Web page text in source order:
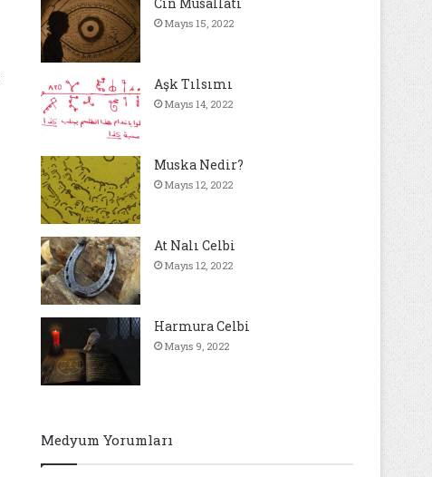
Mayıs 15, 2022
Aşk Tılsımı
Mayıs 14, 2022
Muska Nedir?
Mayıs 12, 2022
At Nalı Celbi
Mayıs 12, 2022
Harmura Celbi
Mayıs 9, 2022
Medyum Yorumları